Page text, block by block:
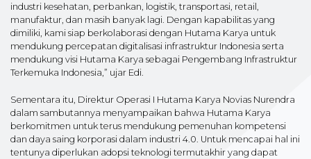
industri kesehatan, perbankan, logistik, transportasi, retail,
manufaktur, dan masih banyak lagi. Dengan kapabilitas yang
dimiliki, kami siap berkolaborasi dengan Hutama Karya untuk
mendukung percepatan digitalisasi infrastruktur Indonesia serta
mendukung visi Hutama Karya sebagai Pengembang Infrastruktur
Terkemuka Indonesia,” ujar Edi.
Sementara itu, Direktur Operasi I Hutama Karya Novias Nurendra
dalam sambutannya menyampaikan bahwa Hutama Karya
berkomitmen untuk terus mendukung pemenuhan kompetensi
dan daya saing korporasi dalam industri 4.0. Untuk mencapai hal ini
tentunya diperlukan adopsi teknologi termutakhir yang dapat